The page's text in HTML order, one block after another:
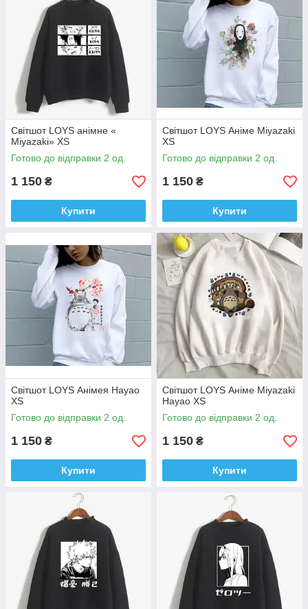
Світшот LOYS анімне «
Miyazaki» XS
Готово до відправки 2 од.
1 150 ₴
Купити
Світшот LOYS Аніме Miyazaki
XS
Готово до відправки 2 од.
1 150 ₴
Купити
Світшот LOYS Анімея Hayao
XS
Готово до відправки 2 од.
1 150 ₴
Купити
Світшот LOYS Аніме Miyazaki
Hayao XS
Готово до відправки 2 од.
1 150 ₴
Купити